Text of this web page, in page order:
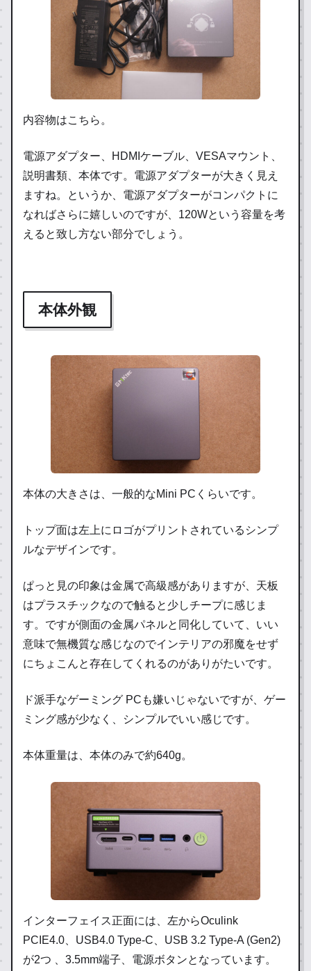
内容物はこちら。
電源アダプター、HDMIケーブル、VESAマウント、
説明書類、本体です。電源アダプターが大きく見え
ますね。というか、電源アダプターがコンパクトに
なればさらに嬉しいのですが、120Wという容量を考
えると致し方ない部分でしょう。
本体外観
本体の大きさは、一般的なMini PCくらいです。
トップ面は左上にロゴがプリントされているシンプ
ルなデザインです。
ぱっと見の印象は金属で高級感がありますが、天板
はプラスチックなので触ると少しチープに感じま
す。ですが側面の金属パネルと同化していて、いい
意味で無機質な感じなのでインテリアの邪魔をせず
にちょこんと存在してくれるのがありがたいです。
ド派手なゲーミング PCも嫌いじゃないですが、ゲー
ミング感が少なく、シンプルでいい感じです。
本体重量は、本体のみで約640g。
インターフェイス正面には、左からOculink
PCIE4.0、USB4.0 Type-C、USB 3.2 Type-A (Gen2)
が2つ 、3.5mm端子、電源ボタンとなっています。